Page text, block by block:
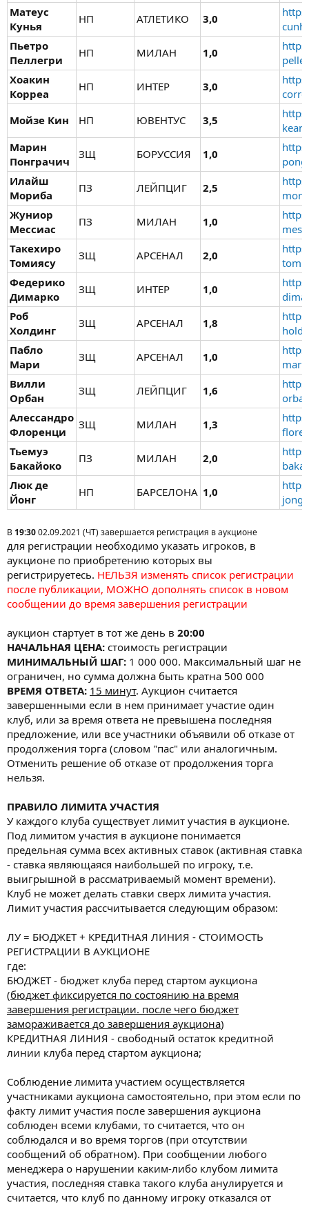
Матеус
Кунья
НП АТЛЕТИКО 3,0
Пьетро
Пеллегри
НП МИЛАН 1,0
Хоакин
Корреа
НП ИНТЕР 3,0
Мойзе Кин
НП ЮВЕНТУС 3,5
Марин
Понграчич
ЗЩ БОРУССИЯ 1,0
Илайш
Мориба
ПЗ ЛЕЙПЦИГ 2,5
Жуниор
Мессиас
ПЗ МИЛАН 1,0
Такехиро
Томиясу
ЗЩ АРСЕНАЛ 2,0
Федерико
Димарко
ЗЩ ИНТЕР 1,0
Роб
Холдинг
ЗЩ АРСЕНАЛ 1,8
Пабло
Мари
ЗЩ АРСЕНАЛ 1,0
Вилли
Орбан
ЗЩ ЛЕЙПЦИГ 1,6
Алессандро
Флоренци
ЗЩ МИЛАН 1,3
Тьемуэ
Бакайоко
ПЗ МИЛАН 2,0
Люк де
Йонг
НП БАРСЕЛОНА 1,0
В 19:3002.09.2021 (ЧТ) завершается регистрация в аукционе
для регистрации необходимо указать игроков, в
аукционе по приобретению которых вы
регистрируетесь. НЕЛЬЗЯ изменять список регистрации
после публикации, МОЖНО дополнять список в новом
сообщении до время завершения регистрации
аукцион стартует в тот же день в 20:00
НАЧАЛЬНАЯ ЦЕНА: стоимость регистрации
МИНИМАЛЬНЫЙ ШАГ: 1 000 000. Максимальный шаг не
ограничен, но сумма должна быть кратна 500 000
ВРЕМЯ ОТВЕТА: 15 минут. Аукцион считается
завершенными если в нем принимает участие один
клуб, или за время ответа не превышена последняя
предложение, или все участники объявили об отказе от
продолжения торга (словом "пас" или аналогичным.
Отменить решение об отказе от продолжения торга
нельзя.
ПРАВИЛО ЛИМИТА УЧАСТИЯ
У каждого клуба существует лимит участия в аукционе.
Под лимитом участия в аукционе понимается
предельная сумма всех активных ставок (активная ставка
- ставка являющаяся наибольшей по игроку, т.е.
выигрышной в рассматриваемый момент времени).
Клуб не может делать ставки сверх лимита участия.
Лимит участия рассчитывается следующим образом:
ЛУ = БЮДЖЕТ + КРЕДИТНАЯ ЛИНИЯ - СТОИМОСТЬ
РЕГИСТРАЦИИ В АУКЦИОНЕ
где:
БЮДЖЕТ - бюджет клуба перед стартом аукциона
(бюджет фиксируется по состоянию на время
завершения регистрации. после чего бюджет
замораживается до завершения аукциона)
КРЕДИТНАЯ ЛИНИЯ - свободный остаток кредитной
линии клуба перед стартом аукциона;
Соблюдение лимита участием осуществляется
участниками аукциона самостоятельно, при этом если по
факту лимит участия после завершения аукциона
соблюден всеми клубами, то считается, что он
соблюдался и во время торгов (при отсутствии
сообщений об обратном). При сообщении любого
менеджера о нарушении каким-либо клубом лимита
участия, последняя ставка такого клуба анулируется и
считается, что клуб по данному игроку отказался от